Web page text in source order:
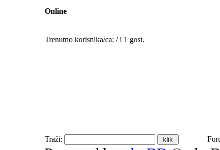
Online
Trenutno korisnika/ca: / i 1 gost.
Traži: